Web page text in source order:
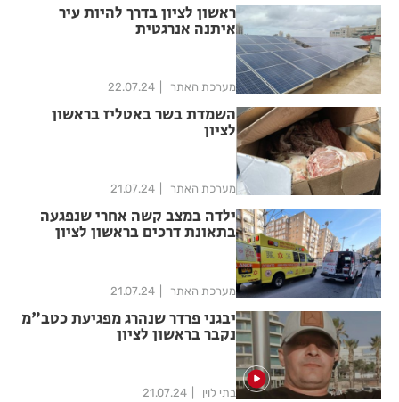
ראשון לציון בדרך להיות עיר
איתנה אנרגטית
מערכת האתר 22.07.24
השמדת בשר באטליז בראשון
לציון
מערכת האתר 21.07.24
ילדה במצב קשה אחרי שנפגעה
בתאונת דרכים בראשון לציון
מערכת האתר 21.07.24
יבגני פרדר שנהרג מפגיעת כטב"מ
נקבר בראשון לציון
בתי לוין 21.07.24